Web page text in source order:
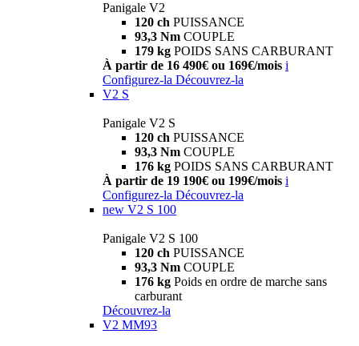
Panigale V2
120 ch PUISSANCE
93,3 Nm COUPLE
179 kg POIDS SANS CARBURANT
À partir de 16 490€ ou 169€/mois i
Configurez-la Découvrez-la
V2 S
Panigale V2 S
120 ch PUISSANCE
93,3 Nm COUPLE
176 kg POIDS SANS CARBURANT
À partir de 19 190€ ou 199€/mois i
Configurez-la Découvrez-la
new V2 S 100
Panigale V2 S 100
120 ch PUISSANCE
93,3 Nm COUPLE
176 kg Poids en ordre de marche sans
carburant
Découvrez-la
V2 MM93